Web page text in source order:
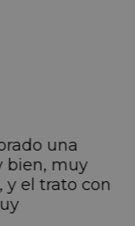
una
bien, muy
y el trato con